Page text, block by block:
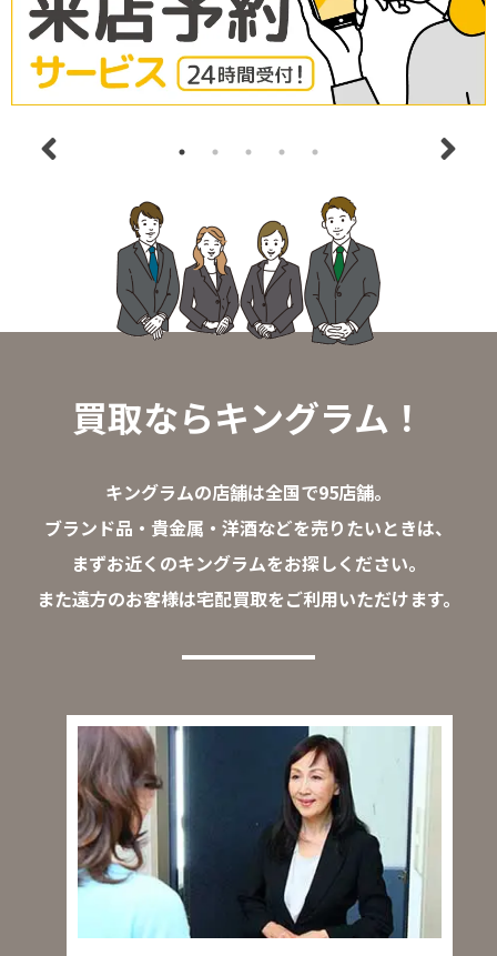
買取ならキングラム！
キングラムの店舗は全国で95店舗。
ブランド品・貴金属・洋酒などを売りたいときは、
まずお近くのキングラムをお探しください。
また遠方のお客様は宅配買取をご利用いただけます。